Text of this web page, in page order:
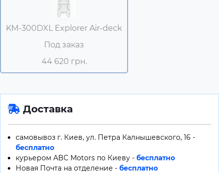
KM-300DXL Explorer Air-deck
Под заказ
44 620 грн.
Доставка
самовывоз г. Киев, ул. Петра Калнышевского, 16 -
бесплатно
курьером ABC Motors по Киеву - бесплатно
Новая Почта на отделение - бесплатно